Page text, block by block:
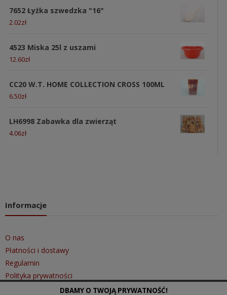
7652 Łyżka szwedzka "16"
2.02zł
4523 Miska 25l z uszami
12.60zł
CC20 W.T. HOME COLLECTION CROSS 100ML
6.50zł
LH6998 Zabawka dla zwierząt
4.06zł
Informacje
O nas
Płatności i dostawy
Regulamin
Polityka prywatności
DBAMY O TWOJĄ PRYWATNOŚĆ!